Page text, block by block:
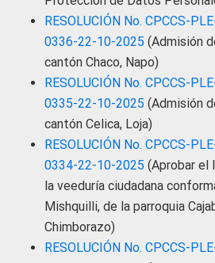
RESOLUCIÓN No. CPCCS-
0336-22-10-2025 (Admisión
cantón Chaco, Napo)
RESOLUCIÓN No. CPCCS-
0335-22-10-2025 (Admisión
cantón Celica, Loja)
RESOLUCIÓN No. CPCCS-
0334-22-10-2025 (Aprobar el
la veeduría ciudadana
Mishquilli, de la parroquia
Chimborazo)
RESOLUCIÓN No. CPCCS-